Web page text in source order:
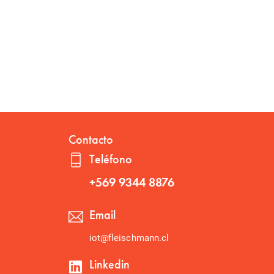
Contacto
Teléfono
+569 9344 8876
Email
iot@fleischmann.cl
Linkedin